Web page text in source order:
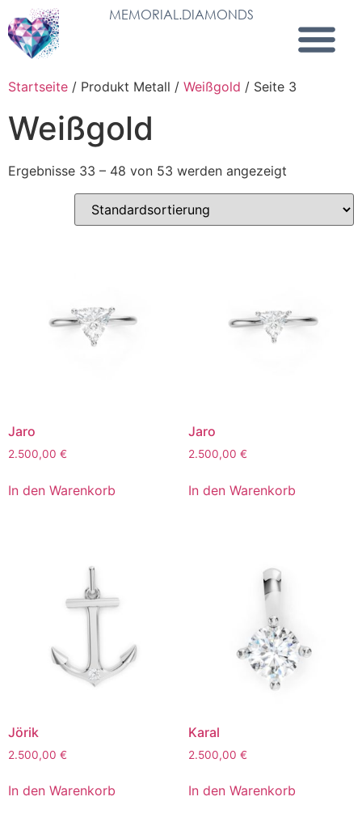
MEMORIAL.DIAMONDS
Startseite / Produkt Metall / Weißgold / Seite 3
Weißgold
Ergebnisse 33 – 48 von 53 werden angezeigt
Jaro
2.500,00 €
In den Warenkorb
Jaro
2.500,00 €
In den Warenkorb
Jörik
2.500,00 €
In den Warenkorb
Karal
2.500,00 €
In den Warenkorb